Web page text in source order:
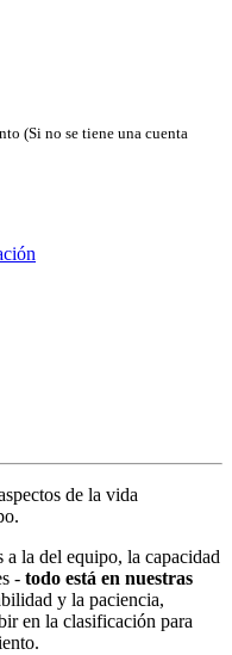
(Si no se tiene una cuenta
de la vida
la del equipo, la capacidad
- todo está en nuestras
y la paciencia,
en la clasificación para